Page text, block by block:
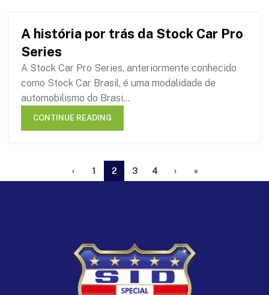
30
DEC
A história por trás da Stock Car Pro
Series
A Stock Car Pro Series, anteriormente conhecido
como Stock Car Brasil, é uma modalidade de
automobilismo do Brasi...
CONTINUE READING
‹ 1 2 3 4 › »